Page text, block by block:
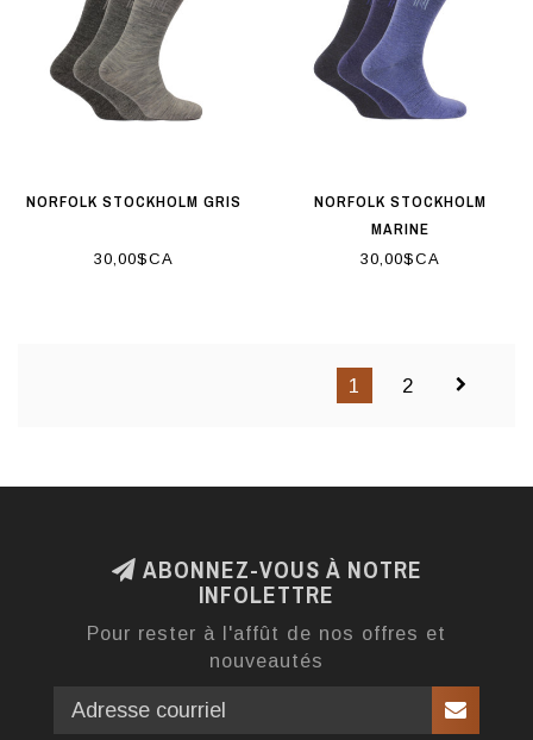
NORFOLK STOCKHOLM GRIS
30,00$CA
NORFOLK STOCKHOLM
MARINE
30,00$CA
1 2
ABONNEZ-VOUS À NOTRE
INFOLETTRE
Pour rester à l'affût de nos offres et
nouveautés